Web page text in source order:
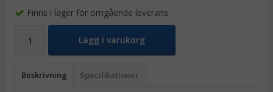
Finns i lager för omgående leverans
Lägg i varukorg
Beskrivning Specifikationer